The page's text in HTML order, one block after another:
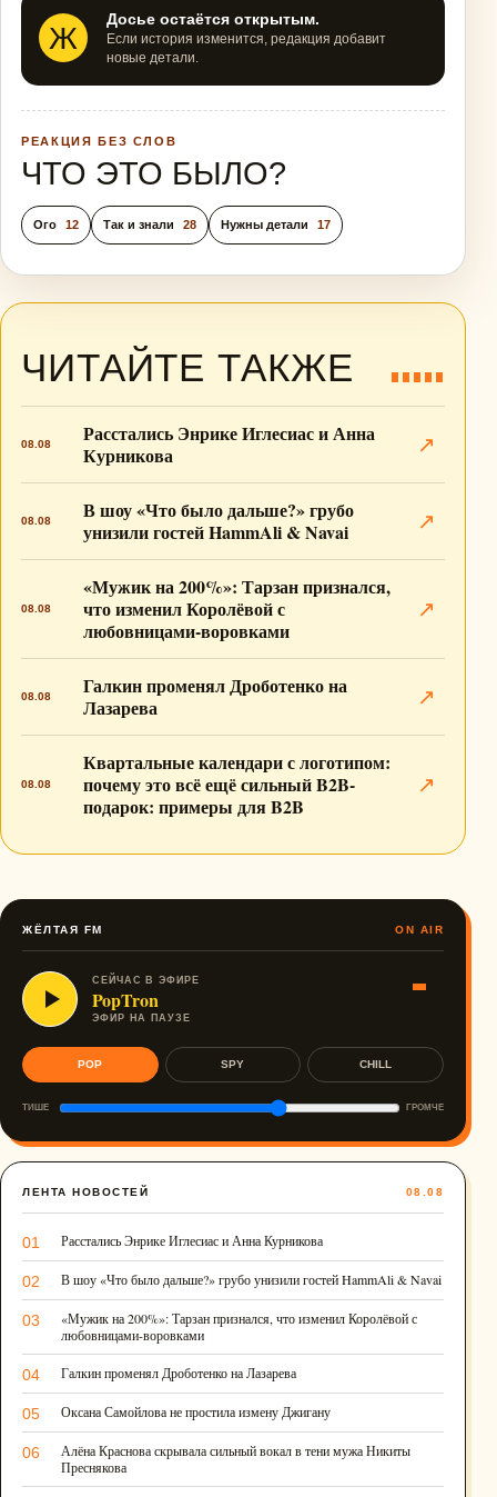
Ж
Досье остаётся открытым.
Если история изменится, редакция добавит
новые детали.
РЕАКЦИЯ БЕЗ СЛОВ
ЧТО ЭТО БЫЛО?
Ого 12 Так и знали 28 Нужны детали 17
ЧИТАЙТЕ ТАКЖЕ
08.08
Расстались Энрике Иглесиас и Анна
Курникова
↗
08.08
В шоу «Что было дальше?» грубо
унизили гостей HammAli & Navai
↗
08.08
«Мужик на 200%»: Тарзан признался,
что изменил Королёвой с
любовницами-воровками
↗
08.08
Галкин променял Дроботенко на
Лазарева
↗
08.08
Квартальные календари с логотипом:
почему это всё ещё сильный B2B-
подарок: примеры для B2B
↗
ЖЁЛТАЯ FM ON AIR
СЕЙЧАС В ЭФИРЕ
PopTron
ЭФИР НА ПАУЗЕ
POP SPY CHILL
ТИШЕ ГРОМЧЕ
ЛЕНТА НОВОСТЕЙ 08.08
01 Расстались Энрике Иглесиас и Анна Курникова
02 В шоу «Что было дальше?» грубо унизили гостей HammAli & Navai
03
«Мужик на 200%»: Тарзан признался, что изменил Королёвой с
любовницами-воровками
04 Галкин променял Дроботенко на Лазарева
05 Оксана Самойлова не простила измену Джигану
06
Алёна Краснова скрывала сильный вокал в тени мужа Никиты
Преснякова